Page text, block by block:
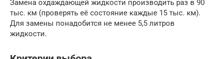
Замена охдаждающей жидкости производить раз в 90
тыс. км (проверять её состояние каждые 15 тыс. км).
Для замены понадобится не менее 5,5 литров
жидкости.